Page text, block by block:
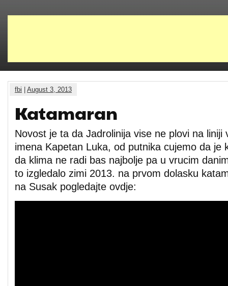
fbi August 3, 2013
Katamaran
Novost je ta da Jadrolinija vise ne plovi na liniji
imena Kapetan Luka, od putnika cujemo da je
da klima ne radi bas najbolje pa u vrucim
to izgledalo zimi 2013. na prvom dolasku
na Susak pogledajte ovdje: